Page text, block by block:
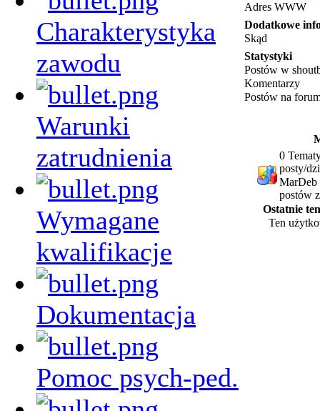
Charakterystyka
zawodu
Warunki
zatrudnienia
Wymagane
kwalifikacje
Dokumentacja
Pomoc psych-ped.
Adres WWW
Dodatkowe
Skąd
Statystyki
Postów w
Komentarzy
Postów na
0
posty/
MarDeb
postów
Ostatnie
Ten